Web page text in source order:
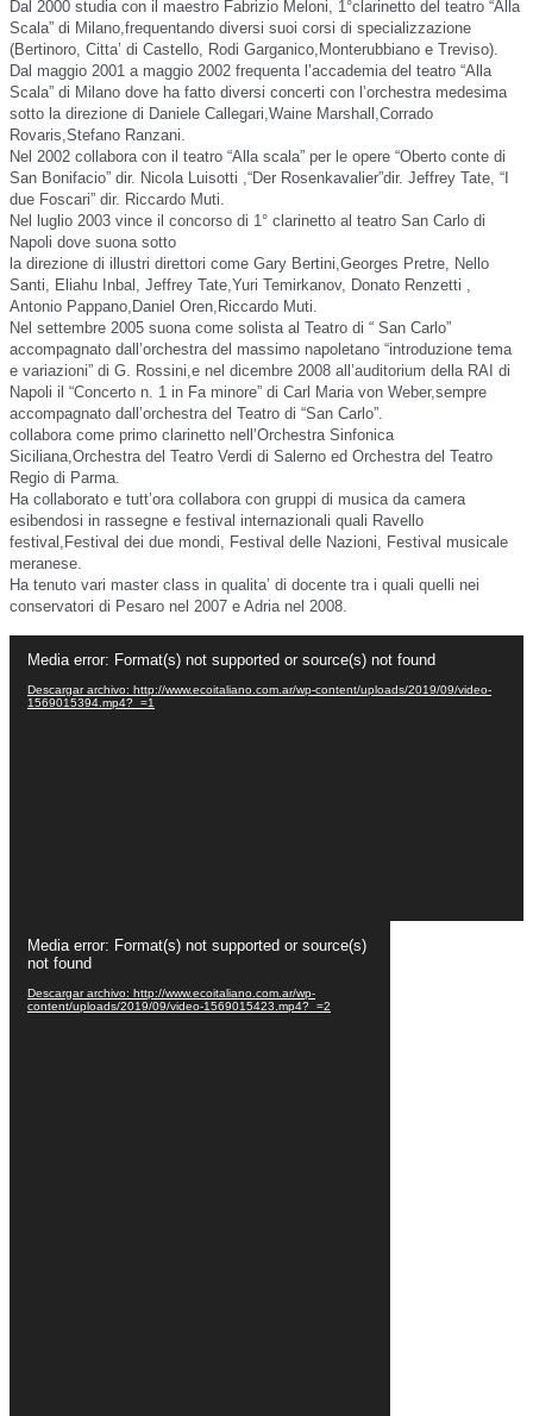
Dal 2000 studia con il maestro Fabrizio Meloni, 1°clarinetto del teatro “Alla
Scala” di Milano,frequentando diversi suoi corsi di specializzazione
(Bertinoro, Citta’ di Castello, Rodi Garganico,Monterubbiano e Treviso).
Dal maggio 2001 a maggio 2002 frequenta l’accademia del teatro “Alla
Scala” di Milano dove ha fatto diversi concerti con l’orchestra medesima
sotto la direzione di Daniele Callegari,Waine Marshall,Corrado
Rovaris,Stefano Ranzani.
Nel 2002 collabora con il teatro “Alla scala” per le opere “Oberto conte di
San Bonifacio” dir. Nicola Luisotti ,“Der Rosenkavalier”dir. Jeffrey Tate, “I
due Foscari” dir. Riccardo Muti.
Nel luglio 2003 vince il concorso di 1° clarinetto al teatro San Carlo di
Napoli dove suona sotto
la direzione di illustri direttori come Gary Bertini,Georges Pretre, Nello
Santi, Eliahu Inbal, Jeffrey Tate,Yuri Temirkanov, Donato Renzetti ,
Antonio Pappano,Daniel Oren,Riccardo Muti.
Nel settembre 2005 suona come solista al Teatro di “ San Carlo”
accompagnato dall’orchestra del massimo napoletano “introduzione tema
e variazioni” di G. Rossini,e nel dicembre 2008 all’auditorium della RAI di
Napoli il “Concerto n. 1 in Fa minore” di Carl Maria von Weber,sempre
accompagnato dall’orchestra del Teatro di “San Carlo”.
collabora come primo clarinetto nell’Orchestra Sinfonica
Siciliana,Orchestra del Teatro Verdi di Salerno ed Orchestra del Teatro
Regio di Parma.
Ha collaborato e tutt’ora collabora con gruppi di musica da camera
esibendosi in rassegne e festival internazionali quali Ravello
festival,Festival dei due mondi, Festival delle Nazioni, Festival musicale
meranese.
Ha tenuto vari master class in qualita’ di docente tra i quali quelli nei
conservatori di Pesaro nel 2007 e Adria nel 2008.
vídeo
Media error: Format(s) not supported or source(s) not found
Descargar archivo: http://www.ecoitaliano.com.ar/wp-content/uploads/2019/09/video-
1569015394.mp4?_=1
vídeo
Media error: Format(s) not supported or source(s)
not found
Descargar archivo: http://www.ecoitaliano.com.ar/wp-
content/uploads/2019/09/video-1569015423.mp4?_=2